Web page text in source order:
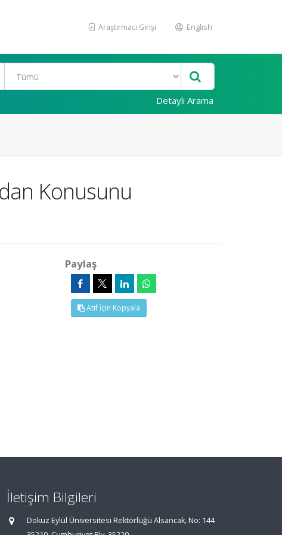
Araştırmacı Girişi English
Detaylı Arama
Konusunu
Paylaş
Atıf İçin Kopyala
İletişim Bilgileri
Dokuz Eylül Üniversitesi Rektörlüğü Alsancak, No: 144